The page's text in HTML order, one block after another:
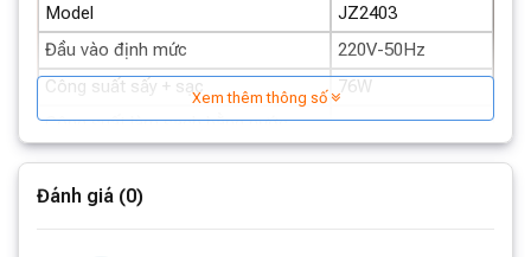
Cải tiến khả năng lau và quét góc cạnh.
Model
JZ2403
Đầu vào định mức
220V-50Hz
Công suất sấy + sạc
76W
Công suất làm sạch bằng nước
nóng
Công suất thu bụi
Xem thêm thông số
Đánh giá (0)